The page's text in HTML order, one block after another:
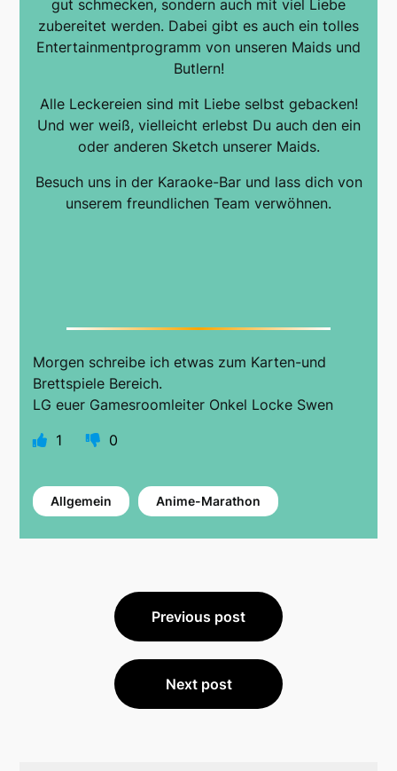
gut schmecken, sondern auch mit viel Liebe
zubereitet werden. Dabei gibt es auch ein tolles
Entertainmentprogramm von unseren Maids und
Butlern!
Alle Leckereien sind mit Liebe selbst gebacken!
Und wer weiß, vielleicht erlebst Du auch den ein
oder anderen Sketch unserer Maids.
Besuch uns in der Karaoke-Bar und lass dich von
unserem freundlichen Team verwöhnen.
Morgen schreibe ich etwas zum Karten-und
Brettspiele Bereich.
LG euer Gamesroomleiter Onkel Locke Swen
1
0
Allgemein Anime-Marathon
Beitragsnavigation
Previous post
Next post